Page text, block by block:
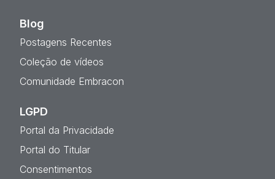
Blog
Postagens Recentes
Coleção de vídeos
Comunidade Embracon
LGPD
Portal da Privacidade
Portal do Titular
Consentimentos